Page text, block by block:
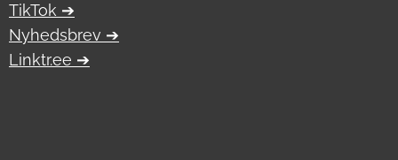
TikTok ➔
Nyhedsbrev ➔
Linktr.ee ➔